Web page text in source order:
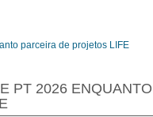
PT 2026 ENQUANTO